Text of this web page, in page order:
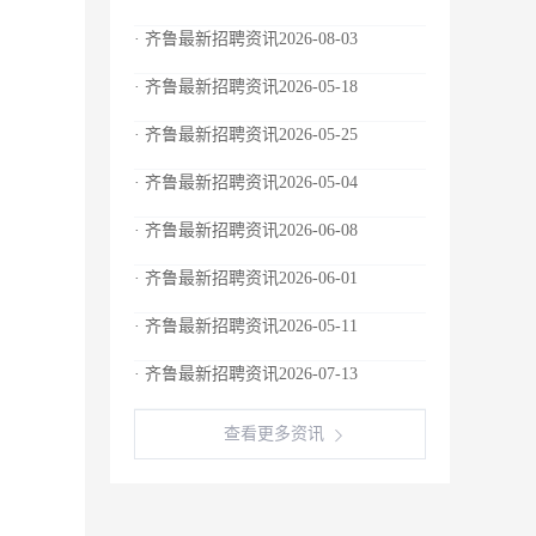
· 齐鲁最新招聘资讯2026-08-03
· 齐鲁最新招聘资讯2026-05-18
· 齐鲁最新招聘资讯2026-05-25
· 齐鲁最新招聘资讯2026-05-04
· 齐鲁最新招聘资讯2026-06-08
· 齐鲁最新招聘资讯2026-06-01
· 齐鲁最新招聘资讯2026-05-11
· 齐鲁最新招聘资讯2026-07-13
查看更多资讯